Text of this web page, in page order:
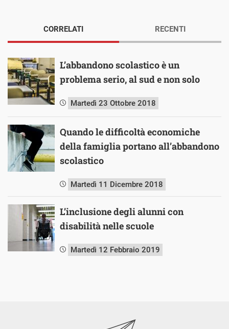
CORRELATI
L’abbandono scolastico è un
problema serio, al sud e non solo
Martedì 23 Ottobre 2018
Quando le difficoltà economiche
della famiglia portano all’abbandono
scolastico
Martedì 11 Dicembre 2018
L’inclusione degli alunni con
disabilità nelle scuole
Martedì 12 Febbraio 2019
RECENTI